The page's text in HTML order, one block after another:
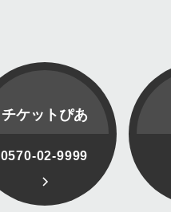
チケットぴあ
0570-02-9999